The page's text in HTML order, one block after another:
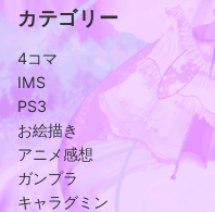
カテゴリー
4コマ
IMS
PS3
お絵描き
アニメ感想
ガンプラ
キャラグミン